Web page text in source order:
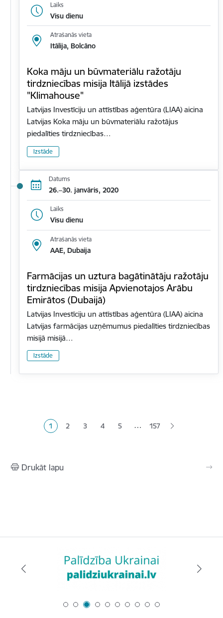
Laiks
Visu dienu
Atrašanās vieta
Itālija, Bolcāno
Koka māju un būvmateriālu ražotāju
tirdzniecības misija Itālijā izstādes
"Klimahouse"
Latvijas Investīciju un attīstības aģentūra (LIAA) aicina
Latvijas Koka māju un būvmateriālu ražotājus
piedalīties tirdzniecības…
Izstāde
Datums
26.–30. janvāris, 2020
Laiks
Visu dienu
Atrašanās vieta
AAE, Dubaija
Farmācijas un uztura bagātinātāju ražotāju
tirdzniecības misija Apvienotajos Arābu
Emirātos (Dubaijā)
Latvijas Investīciju un attīstības aģentūra (LIAA) aicina
Latvijas farmācijas uzņēmumus piedalīties tirdzniecības
misijā misijā…
Izstāde
Pašreizējā lapa
1 Lapa
2 Lapa
3 Lapa
4 Lapa
5 … 157
Drukāt lapu